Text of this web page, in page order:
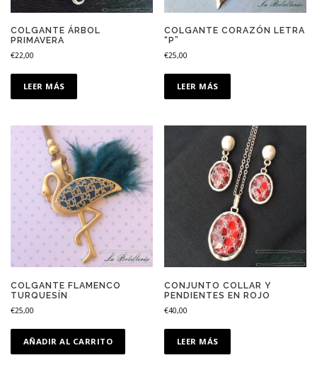
COLGANTE ÁRBOL
PRIMAVERA
€22,00
LEER MÁS
COLGANTE CORAZÓN LETRA
“P”
€25,00
LEER MÁS
COLGANTE FLAMENCO
TURQUESÍN
€25,00
AÑADIR AL CARRITO
CONJUNTO COLLAR Y
PENDIENTES EN ROJO
€40,00
LEER MÁS